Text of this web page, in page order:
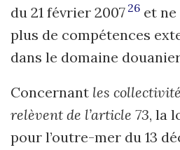
du 21 février 2007 26 et
plus de compétences
dans le domaine
Concernant les
relèvent de l’article 73, la
pour l’outre-mer du 13